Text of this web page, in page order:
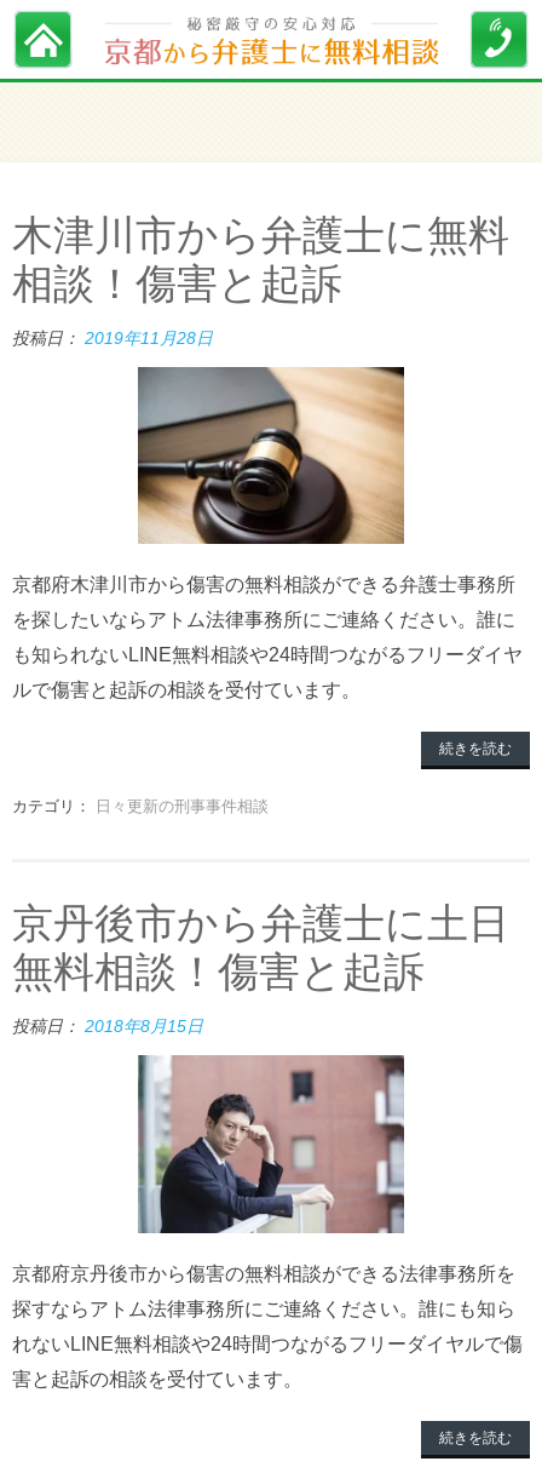
木津川市から弁護士に無料
相談！傷害と起訴
投稿日： 2019年11月28日
京都府木津川市から傷害の無料相談ができる弁護士事務所
を探したいならアトム法律事務所にご連絡ください。誰に
も知られないLINE無料相談や24時間つながるフリーダイヤ
ルで傷害と起訴の相談を受付ています。
続きを読む
カテゴリ： 日々更新の刑事事件相談
京丹後市から弁護士に土日
無料相談！傷害と起訴
投稿日： 2018年8月15日
京都府京丹後市から傷害の無料相談ができる法律事務所を
探すならアトム法律事務所にご連絡ください。誰にも知ら
れないLINE無料相談や24時間つながるフリーダイヤルで傷
害と起訴の相談を受付ています。
続きを読む